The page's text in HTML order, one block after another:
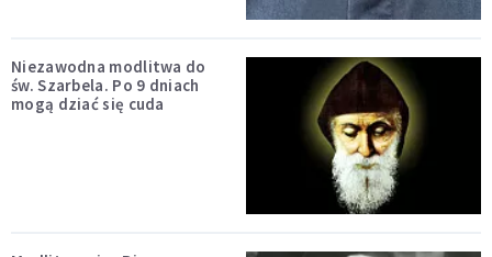
Niezawodna modlitwa do
św. Szarbela. Po 9 dniach
mogą dziać się cuda